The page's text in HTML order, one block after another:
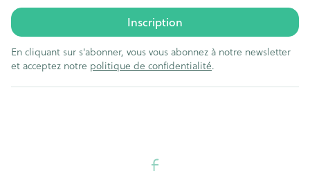
Inscription
En cliquant sur s'abonner, vous vous abonnez à notre newsletter
et acceptez notre politique de confidentialité.